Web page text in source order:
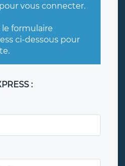
pour vous connecter.
formulaire
ci-dessous pour
: